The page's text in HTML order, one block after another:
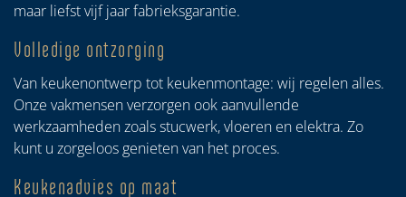
maar liefst vijf jaar fabrieksgarantie.
Volledige ontzorging
Van keukenontwerp tot keukenmontage: wij regelen alles.
Onze vakmensen verzorgen ook aanvullende
werkzaamheden zoals stucwerk, vloeren en elektra. Zo
kunt u zorgeloos genieten van het proces.
Keukenadvies op maat